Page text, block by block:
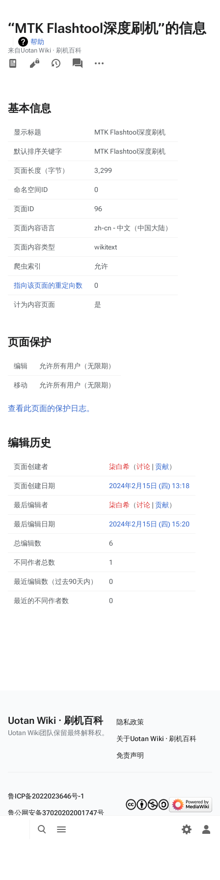
打
开/
开/
打
“MTK Flashtool深度刷机”的信息
帮助
来自Uotan Wiki · 刷机百科
associated-
pages
基本信息
显示标题 MTK Flashtool深度刷机
默认排序关键字 MTK Flashtool深度刷机
页面长度（字节） 3,299
命名空间ID 0
页面ID 96
页面内容语言 zh-cn - 中文（中国大陆）
页面内容类型 wikitext
爬虫索引 允许
指向该页面的重定向数 0
计为内容页面 是
页面保护
编辑 允许所有用户（无限期）
移动 允许所有用户（无限期）
查看此页面的保护日志。
编辑历史
页面创建者 柒白希 （讨论 | 贡献）
页面创建日期 2024年2月15日 (四) 13:18
最后编辑者 柒白希 （讨论 | 贡献）
最后编辑日期 2024年2月15日 (四) 15:20
总编辑数 6
不同作者总数 1
最近编辑数（过去90天内） 0
最近的不同作者数 0
Uotan Wiki · 刷机百科
Uotan Wiki团队保留最终解释权。
隐私政策
关于Uotan Wiki · 刷机百科
免责声明
鲁ICP备2022023646号-1
鲁公网安备37020202001747号